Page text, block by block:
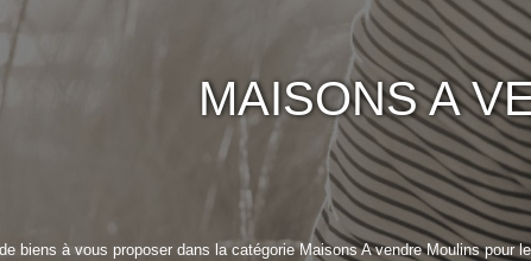
MAISONS A
biens à vous proposer dans la catégorie Maisons A vendre Moulins pour